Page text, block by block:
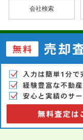
会社検索